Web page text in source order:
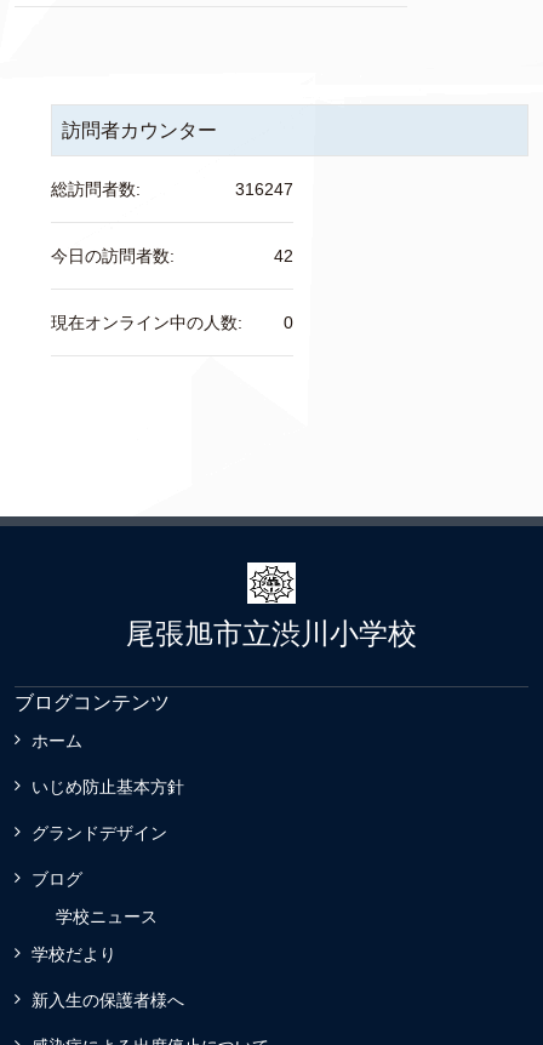
訪問者カウンター
316247
総訪問者数:
42
今日の訪問者数:
0
現在オンライン中の人数:
尾張旭市立渋川小学校
ブログコンテンツ
ホーム
いじめ防止基本方針
グランドデザイン
ブログ
学校ニュース
学校だより
新入生の保護者様へ